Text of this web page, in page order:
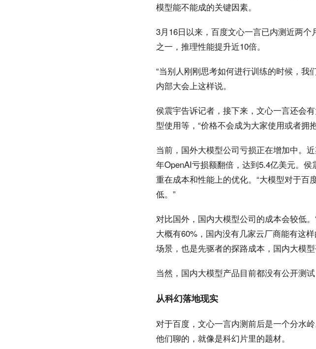
模型能不能成的关键因素。
3月16日以来，百度文心一言已内测近两
之一，推理性能提升近10倍。
“当别人刚刚思考如何进行训练的时候，我
内部大会上这样说。
侯震宇告诉记者，接下来，文心一言还会
型使用等，“价格不会成为大家使用或者拥
当前，国外大模型公司亏损正在增加中。
年OpenAI亏损额翻倍，达到5.4亿美元。
重在成本和性能上的优化。“大模型对于
低。”
对比国外，国内大模型公司的成本会较低
大概有60%，国内没有几家云厂商能有这
场景，也是先驱者的探路成本，国内大模型
当然，国内大模型产品目前都没有公开测
从科幻落地现实
对于百度，文心一言内测前后是一个分水
他们聊的，就像是科幻片里的题材。